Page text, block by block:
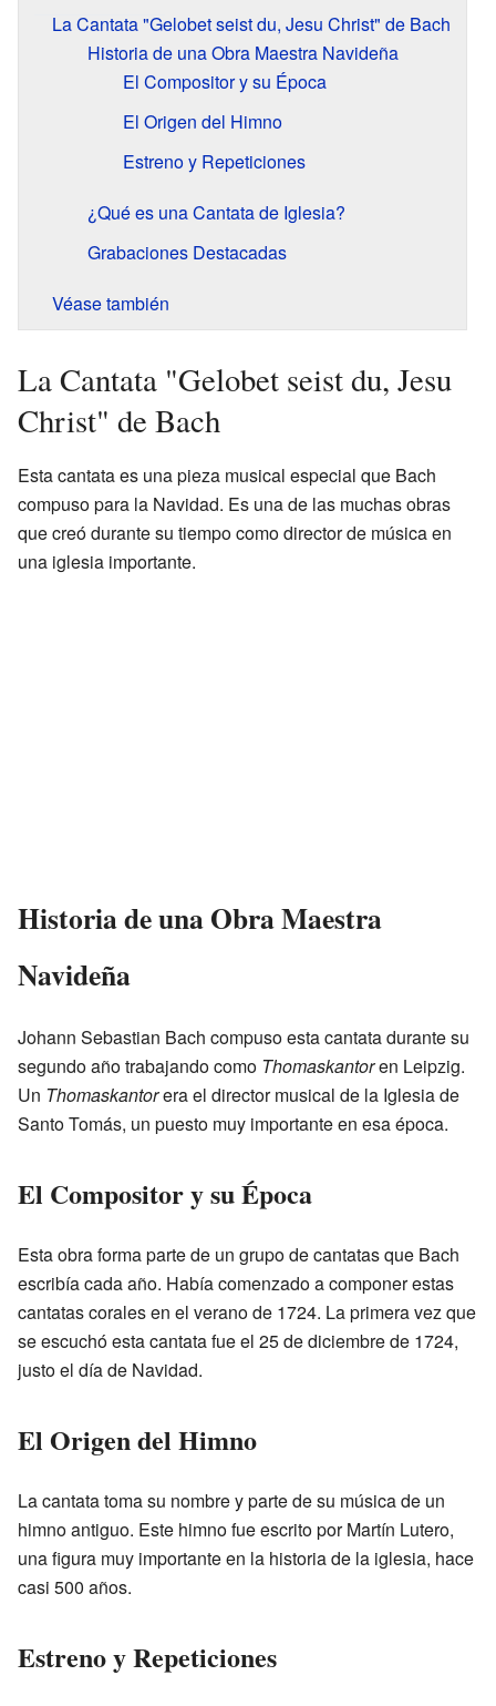
La Cantata "Gelobet seist du, Jesu Christ" de Bach
Historia de una Obra Maestra Navideña
El Compositor y su Época
El Origen del Himno
Estreno y Repeticiones
¿Qué es una Cantata de Iglesia?
Grabaciones Destacadas
Véase también
La Cantata "Gelobet seist du, Jesu
Christ" de Bach
Esta cantata es una pieza musical especial que Bach
compuso para la Navidad. Es una de las muchas obras
que creó durante su tiempo como director de música en
una iglesia importante.
Historia de una Obra Maestra
Navideña
Johann Sebastian Bach compuso esta cantata durante su
segundo año trabajando como Thomaskantoren Leipzig.
Un Thomaskantorera el director musical de la Iglesia de
Santo Tomás, un puesto muy importante en esa época.
El Compositor y su Época
Esta obra forma parte de un grupo de cantatas que Bach
escribía cada año. Había comenzado a componer estas
cantatas corales en el verano de 1724. La primera vez que
se escuchó esta cantata fue el 25 de diciembre de 1724,
justo el día de Navidad.
El Origen del Himno
La cantata toma su nombre y parte de su música de un
himno antiguo. Este himno fue escrito por Martín Lutero,
una figura muy importante en la historia de la iglesia, hace
casi 500 años.
Estreno y Repeticiones